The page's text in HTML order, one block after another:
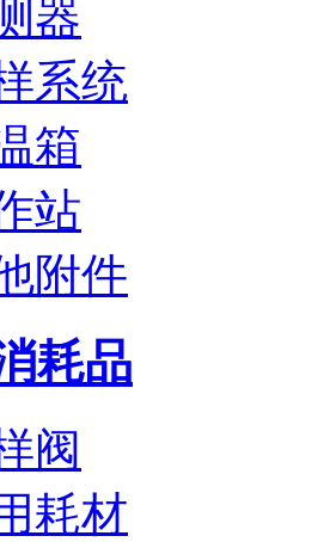
器
系统
箱
站
附件
耗品
阀
耗材